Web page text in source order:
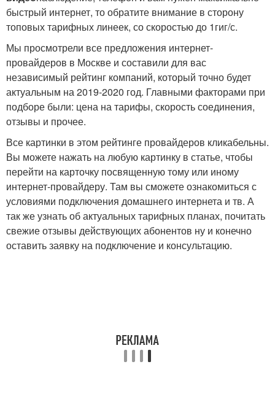
быстрый интернет, то обратите внимание в сторону
топовых тарифных линеек, со скоростью до 1гиг/с.
Мы просмотрели все предложения интернет-
провайдеров в Москве и составили для вас
независимый рейтинг компаний, который точно будет
актуальным на 2019-2020 год. Главными факторами при
подборе были: цена на тарифы, скорость соединения,
отзывы и прочее.
Все картинки в этом рейтинге провайдеров кликабельны.
Вы можете нажать на любую картинку в статье, чтобы
перейти на карточку посвященную тому или иному
интернет-провайдеру. Там вы сможете ознакомиться с
условиями подключения домашнего интернета и тв. А
так же узнать об актуальных тарифных планах, почитать
свежие отзывы действующих абонентов ну и конечно
оставить заявку на подключение и консультацию.